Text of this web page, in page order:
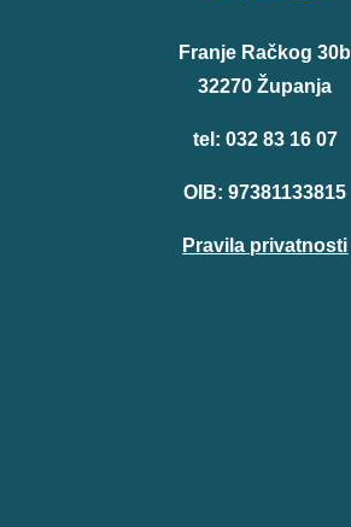
Franje Račkog 30b
32270 Županja
tel: 032 83 16 07
OIB: 97381133815
Pravila privatnosti